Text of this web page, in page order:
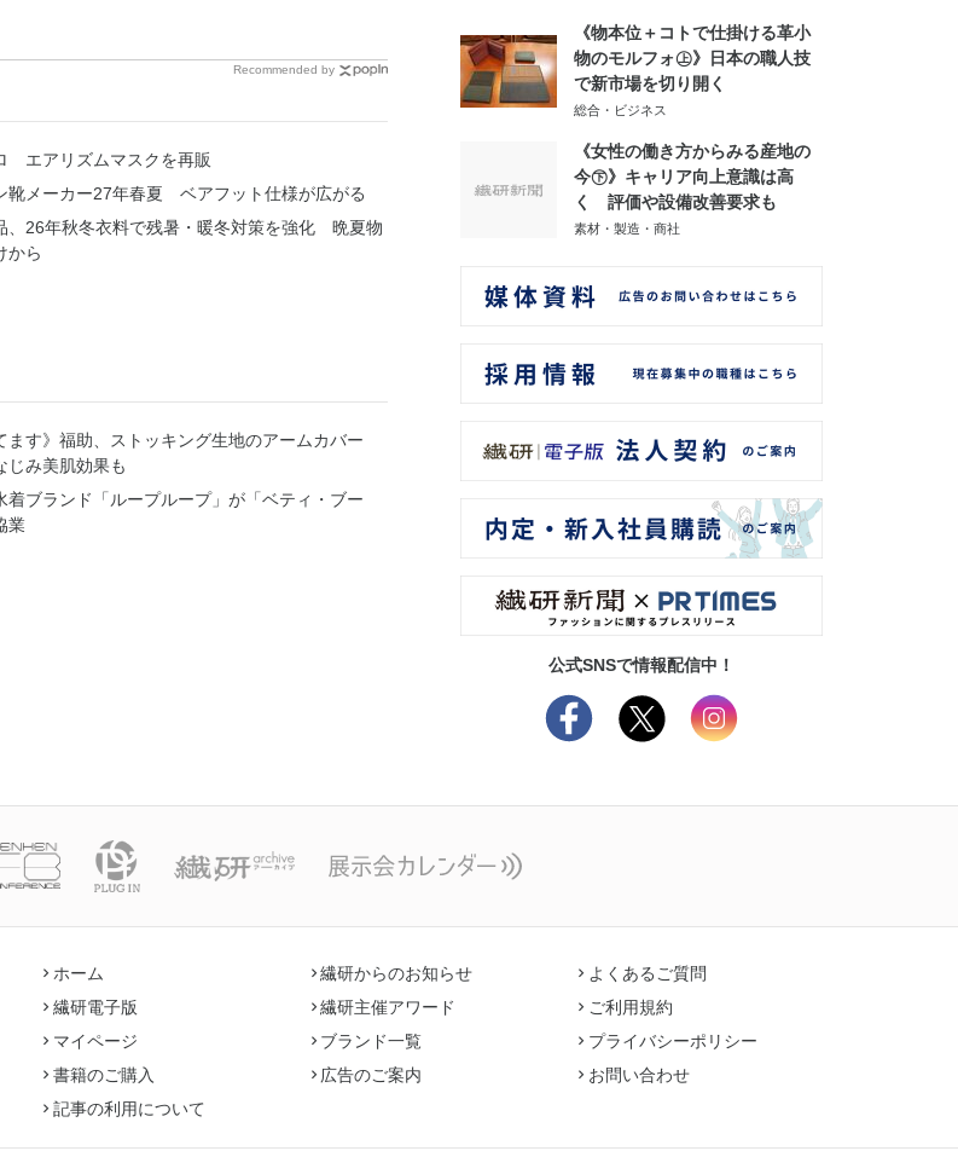
Recommended by
エアリズムマスクを再販
靴メーカー27年春夏 ベアフット仕様が広がる
、26年秋冬衣料で残暑・暖冬対策を強化 晩夏物
から
ます》福助、ストッキング生地のアームカバー
じみ美肌効果も
着ブランド「ループループ」が「ベティ・ブー
業
《物本位＋コトで仕掛ける革小
物のモルフォ㊤》日本の職人技
で新市場を切り開く
総合・ビジネス
《女性の働き方からみる産地の
今㊦》キャリア向上意識は高
く 評価や設備改善要求も
素材・製造・商社
公式SNSで情報配信中！
ホーム
繊研電子版
マイページ
書籍のご購入
記事の利用について
繊研からのお知らせ
繊研主催アワード
ブランド一覧
広告のご案内
よくあるご質問
ご利用規約
プライバシーポリシー
お問い合わせ